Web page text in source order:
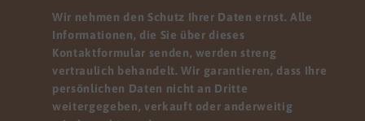
Wir nehmen den Schutz Ihrer Daten ernst. Alle
Informationen, die Sie über dieses
Kontaktformular senden, werden streng
vertraulich behandelt. Wir garantieren, dass Ihre
persönlichen Daten nicht an Dritte
weitergegeben, verkauft oder anderweitig